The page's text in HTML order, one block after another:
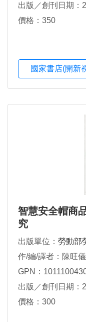
出版／創刊日期：
價格：350
國家書店(開新
智慧安全帽商
究
出版單位： 勞動部
作/編/譯者：陳旺
GPN：
出版／創刊日期：
價格：300